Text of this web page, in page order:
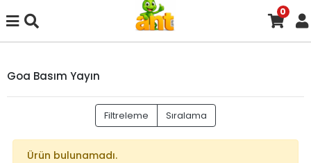
0
Goa Basım Yayın
Filtreleme Sıralama
Ürün bulunamadı.